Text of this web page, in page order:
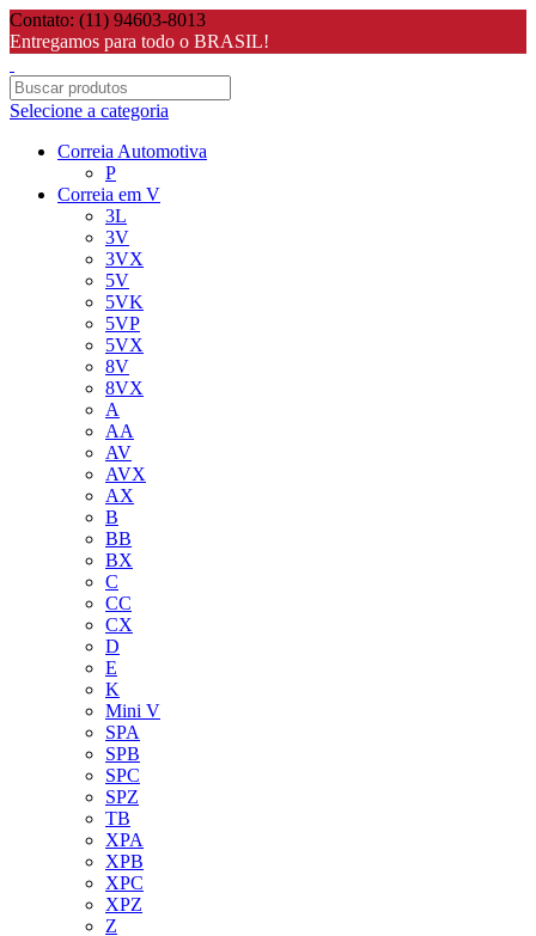
Contato: (11) 94603-8013
Entregamos para todo o BRASIL!
Selecione a categoria
Correia Automotiva
P
Correia em V
3L
3V
3VX
5V
5VK
5VP
5VX
8V
8VX
A
AA
AV
AVX
AX
B
BB
BX
C
CC
CX
D
E
K
Mini V
SPA
SPB
SPC
SPZ
TB
XPA
XPB
XPC
XPZ
Z